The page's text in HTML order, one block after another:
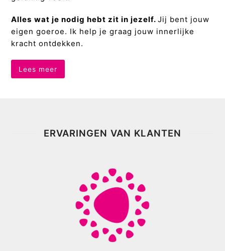
Alles wat je nodig hebt zit in jezelf.Jij bent jouw
eigen goeroe. Ik help je graag jouw innerlijke
kracht ontdekken.
Lees meer
ERVARINGEN VAN KLANTEN